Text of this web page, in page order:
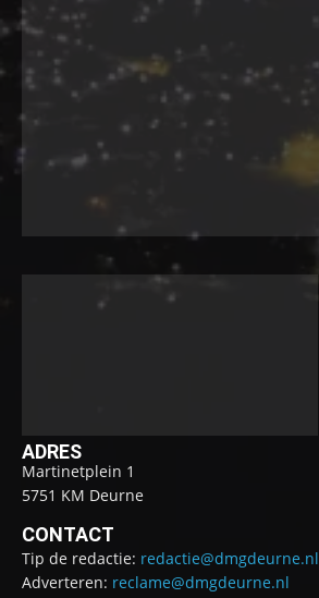
ADRES
Martinetplein 1
5751 KM Deurne
CONTACT
Tip de redactie: redactie@dmgdeurne.nl
Adverteren: reclame@dmgdeurne.nl